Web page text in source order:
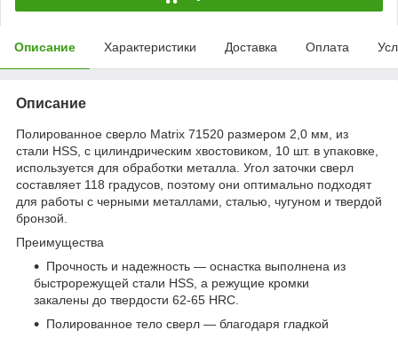
Описание Характеристики Доставка Оплата
Описание
Полированное сверло Matrix 71520 размером 2,0 мм, из
стали HSS, с цилиндрическим хвостовиком, 10 шт. в упаковке,
используется для обработки металла. Угол заточки сверл
составляет 118 градусов, поэтому они оптимально подходят
для работы с черными металлами, сталью, чугуном и твердой
бронзой.
Преимущества
Прочность и надежность — оснастка выполнена из
быстрорежущей стали HSS, а режущие кромки
закалены до твердости 62-65 HRC.
Полированное тело сверл — благодаря гладкой